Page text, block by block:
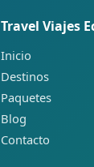
Travel Viajes
Inicio
Destinos
Paquetes
Blog
Contacto